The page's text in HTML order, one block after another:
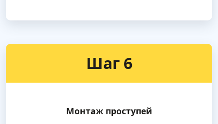
Шаг 6
Монтаж проступей